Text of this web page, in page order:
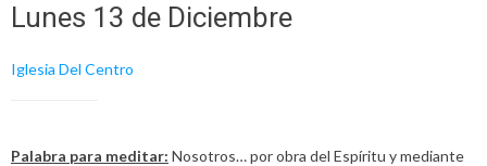
Lunes 13 de Diciembre
Iglesia Del Centro
Palabra para meditar: Nosotros… por obra del Espíritu y mediante